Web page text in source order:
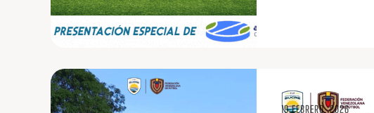
19 FEBRERO, 2026